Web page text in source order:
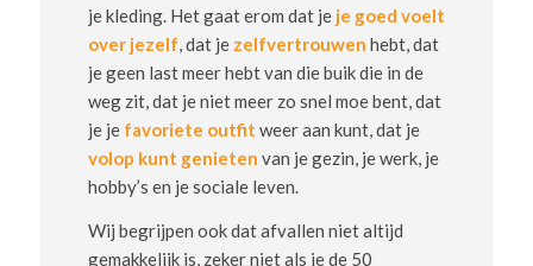
je kleding. Het gaat erom dat je je goed voelt
over jezelf, dat je zelfvertrouwen hebt, dat
je geen last meer hebt van die buik die in de
weg zit, dat je niet meer zo snel moe bent, dat
je je favoriete outfit weer aan kunt, dat je
volop kunt genieten van je gezin, je werk, je
hobby’s en je sociale leven.
Wij begrijpen ook dat afvallen niet altijd
gemakkelijk is, zeker niet als je de 50